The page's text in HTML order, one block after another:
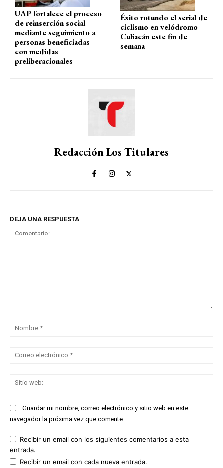
UAP fortalece el proceso
de reinserción social
mediante seguimiento a
personas beneficiadas
con medidas
preliberacionales
Éxito rotundo el serial de
ciclismo en velódromo
Culiacán este fin de
semana
Redacción Los Titulares
DEJA UNA RESPUESTA
Guardar mi nombre, correo electrónico y sitio web en este
navegador la próxima vez que comente.
Recibir un email con los siguientes comentarios a esta
entrada.
Recibir un email con cada nueva entrada.